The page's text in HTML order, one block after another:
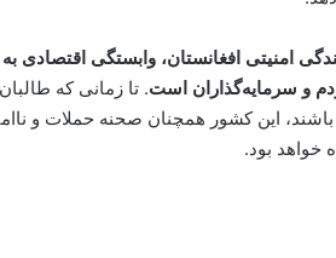
امنیتی افغانستان، وابستگی اقتصادی
و سرمایه‌گذاران است. تا زمانی که
این کشور همچنان صحنه حملات و
خواهد بود.